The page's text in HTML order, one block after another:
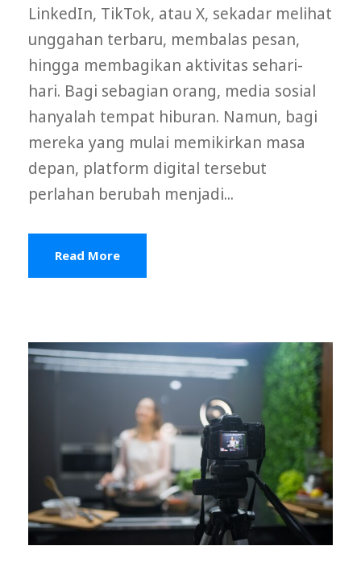
LinkedIn, TikTok, atau X, sekadar melihat
unggahan terbaru, membalas pesan,
hingga membagikan aktivitas sehari-
hari. Bagi sebagian orang, media sosial
hanyalah tempat hiburan. Namun, bagi
mereka yang mulai memikirkan masa
depan, platform digital tersebut
perlahan berubah menjadi...
Read More